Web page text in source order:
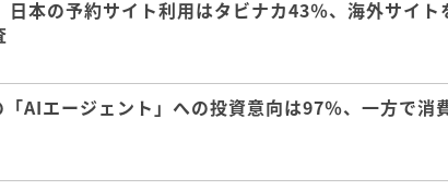
日本の予約サイト利用はタビナカ43％、海外サイ
「AIエージェント」への投資意向は97％、一方で